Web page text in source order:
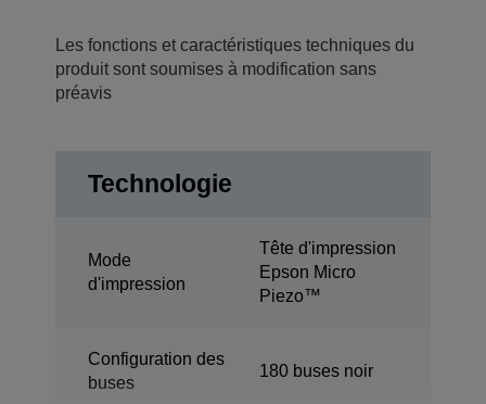
Les fonctions et caractéristiques techniques du
produit sont soumises à modification sans
préavis
Technologie
Mode
d'impression
Tête d'impression
Epson Micro
Piezo™
Configuration des
buses
180 buses noir